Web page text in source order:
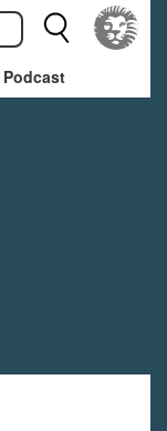
Podcast